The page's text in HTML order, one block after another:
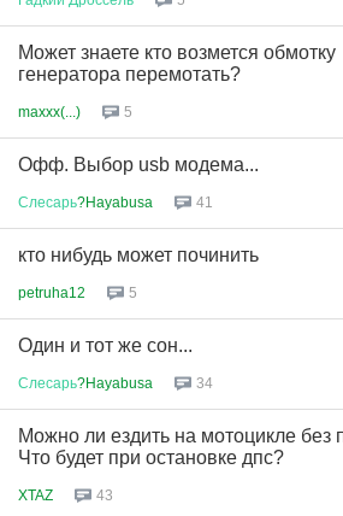
Может знаете кто возмется обмотку
генератора перемотать?
maxxx(...) 5
Офф. Выбор usb модема...
Слесарь?Hayabusa 41
кто нибудь может починить
petruha12 5
Один и тот же сон...
Слесарь?Hayabusa 34
Можно ли ездить на мотоцикле без
Что будет при остановке дпс?
XTAZ 43